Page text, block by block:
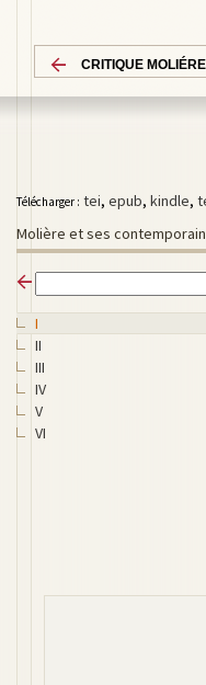
CRITIQUE
Télécharger : tei, epub, kindle,
Molière et ses
I
II
III
IV
V
VI